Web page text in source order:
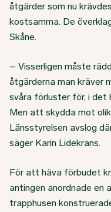
åtgärder som nu
kostsamma. De
Skåne.
– Visserligen måste
åtgärderna man kräver
svåra förluster för, i
Men att skydda mot
Länsstyrelsen avslog
säger Karin Lidekrans.
För att häva förbudet
antingen anordnade en
trapphusen